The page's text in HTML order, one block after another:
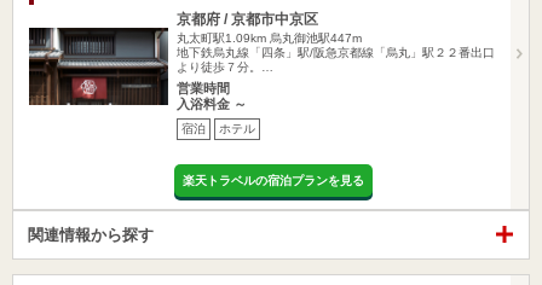
京都府 / 京都市中京区
丸太町駅1.09km 烏丸御池駅447m
地下鉄烏丸線「四条」駅/阪急京都線「烏丸」駅２２番出口
より徒歩７分。…
営業時間
入浴料金 ～
宿泊 ホテル
楽天トラベルの宿泊プランを見る
関連情報から探す